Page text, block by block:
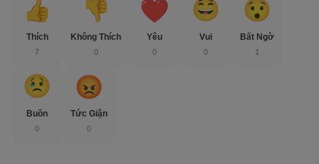
Thích
7
Không Thích
0
Yêu
0
Vui
0
Bất Ngờ
1
Buồn
0
Tức Giận
0